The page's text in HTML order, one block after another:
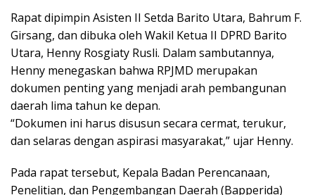
Rapat dipimpin Asisten II Setda Barito Utara, Bahrum F.
Girsang, dan dibuka oleh Wakil Ketua II DPRD Barito
Utara, Henny Rosgiaty Rusli. Dalam sambutannya,
Henny menegaskan bahwa RPJMD merupakan
dokumen penting yang menjadi arah pembangunan
daerah lima tahun ke depan.
“Dokumen ini harus disusun secara cermat, terukur,
dan selaras dengan aspirasi masyarakat,” ujar Henny.
Pada rapat tersebut, Kepala Badan Perencanaan,
Penelitian, dan Pengembangan Daerah (Bapperida)